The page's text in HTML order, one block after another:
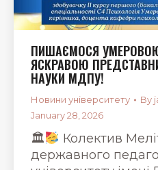
ПИШАЄМОСЯ
ЯСКРАВОЮ
НАУКИ МДПУ!
Новини університету By
January 28, 2026
🏛
Колектив
державного